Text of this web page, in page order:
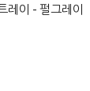
레이 - 펄그레이